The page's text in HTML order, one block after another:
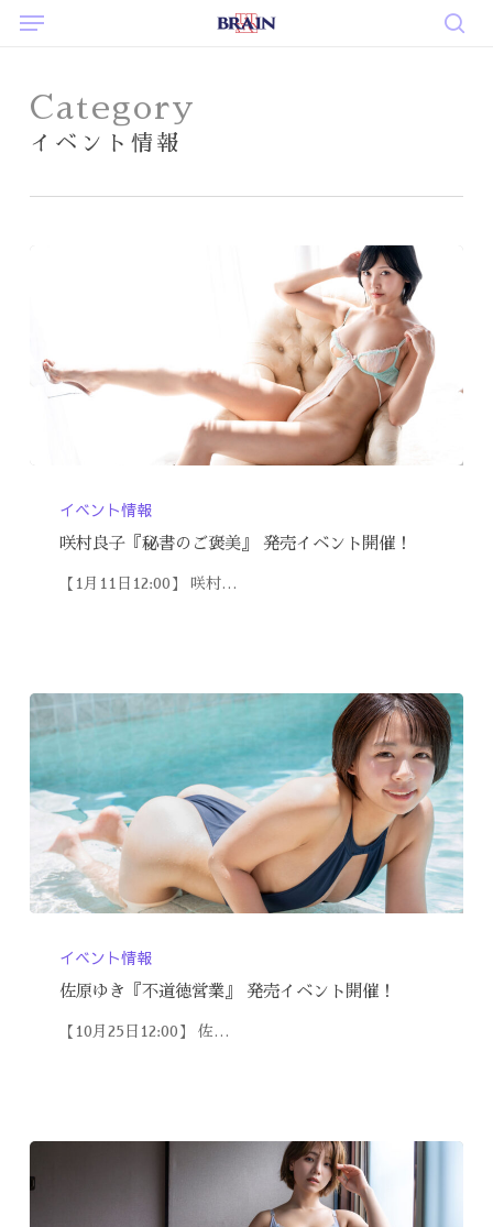
Skip
content
Menu
Category
イベント情報
イベント情報
咲村良子『秘書のご褒美』 発売イベント開催！
【1月11日12:00】 咲村…
イベント情報
佐原ゆき『不道徳営業』 発売イベント開催！
【10月25日12:00】 佐…